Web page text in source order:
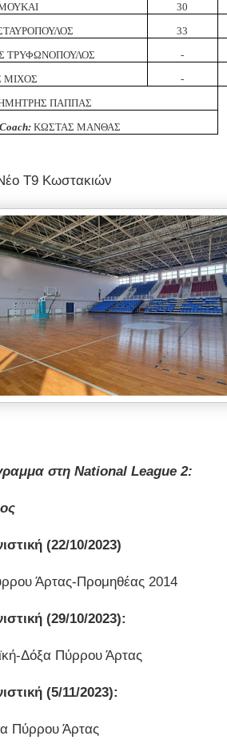
30
33
ΤΡΥΦΩΝΟΠΟΥΛΟΣ
-
ΜΙΧΟΣ
-
ΠΑΠΠΑΣ
ΚΩΣΤΑΣ ΜΑΝΘΑΣ
Τ9 Κωστακιών
στη National League 2:
(22/10/2023)
Άρτας-Προμηθέας 2014
(29/10/2023):
Δόξα Πύρρου Άρτας
(5/11/2023):
Πύρρου Άρτας